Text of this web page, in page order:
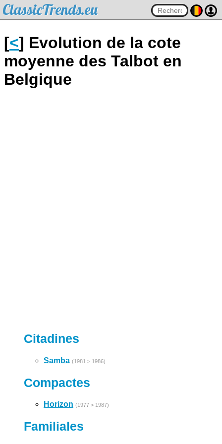
ClassicTrends.eu
[<] Evolution de la cote
moyenne des Talbot en
Belgique
Citadines
Samba (1981 > 1986)
Compactes
Horizon (1977 > 1987)
Familiales